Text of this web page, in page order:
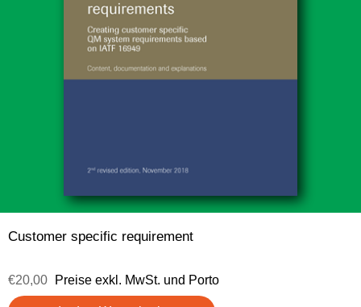
Customer specific requirement
€20,00 Preise exkl. MwSt. und Porto